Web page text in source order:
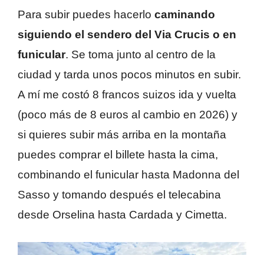
Para subir puedes hacerlo caminando
siguiendo el sendero del Via Crucis o en
funicular. Se toma junto al centro de la
ciudad y tarda unos pocos minutos en subir.
A mí me costó 8 francos suizos ida y vuelta
(poco más de 8 euros al cambio en 2026) y
si quieres subir más arriba en la montaña
puedes comprar el billete hasta la cima,
combinando el funicular hasta Madonna del
Sasso y tomando después el telecabina
desde Orselina hasta Cardada y Cimetta.